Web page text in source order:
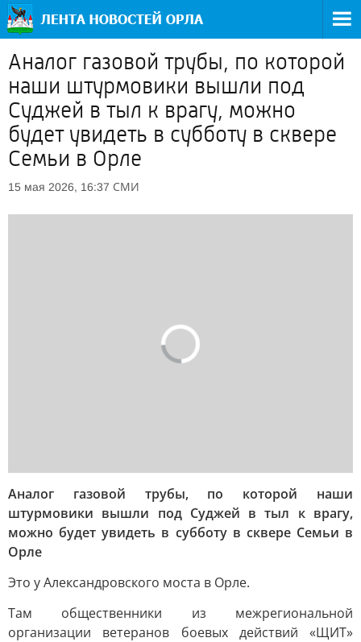
Аналог газовой трубы, по которой
наши штурмовики вышли под
Суджей в тыл к врагу, можно
будет увидеть в субботу в сквере
Семьи в Орле
15 мая 2026, 16:37 СМИ
Аналог газовой трубы, по которой наши
штурмовики вышли под Суджей в тыл к врагу,
можно будет увидеть в субботу в сквере Семьи в
Орле
Это у Александровского моста в Орле.
Там общественники из межрегиональной
организации ветеранов боевых действий «ЩИТ»